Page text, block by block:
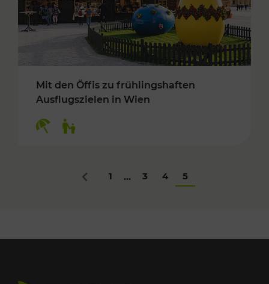
Mit den Öffis zu frühlingshaften
Ausflugszielen in Wien
Zurück
1 ... 3 4 5